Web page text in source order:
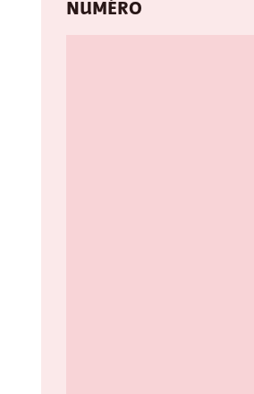
NUMÉRO